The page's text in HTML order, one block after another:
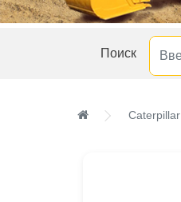
Поиск
Caterpillar